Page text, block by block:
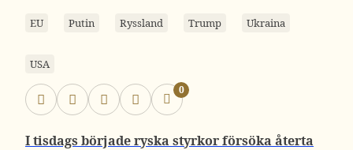
EU Putin Ryssland Trump Ukraina
USA
0
I tisdags började ryska styrkor försöka återta